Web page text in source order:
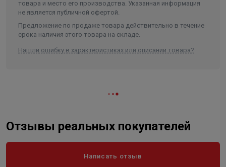
Максимальная высота
всасывания
7 м.
316
Длина в упаковке, см. 31.200
Ширина в упаковке, см.
товара и место его производства. Указанная информация
не является публичной офертой.
Предложение по продаже товара действительно в течение
срока наличия этого товара на складе.
Нашли ошибку в характеристиках или описании товара?
Отзывы реальных покупателей
Написать отзыв